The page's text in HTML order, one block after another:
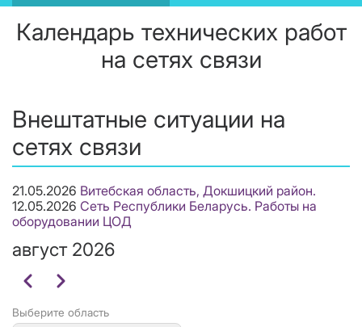
Календарь технических работ
на сетях связи
Внештатные ситуации на
сетях связи
21.05.2026 Витебская область, Докшицкий район.
12.05.2026 Сеть Республики Беларусь. Работы на
оборудовании ЦОД
август 2026
Нумерация
НазадВперёд
Выберите область